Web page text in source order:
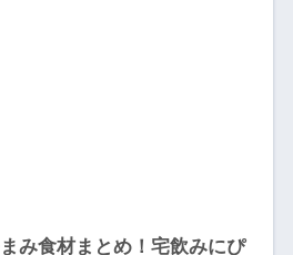
み食材まとめ！宅飲みにぴ